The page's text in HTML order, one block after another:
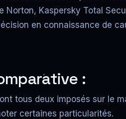
Kaspersky Total
en connaissance de
:
tous deux imposés sur le
certaines particularités.